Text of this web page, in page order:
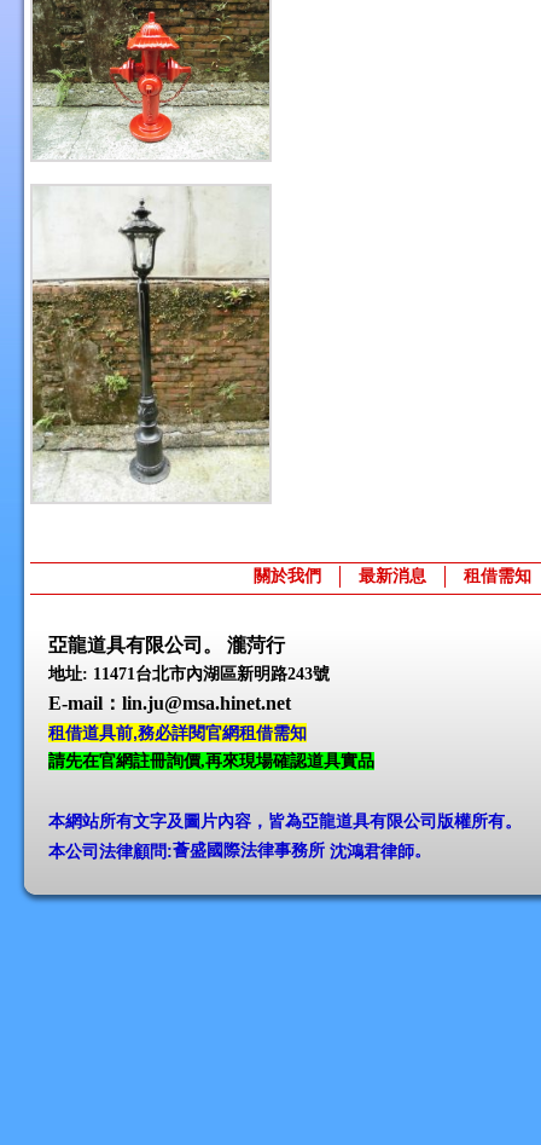
關於我們 最新消息 租借需知
亞龍道具有限公司。 瀧菏行
地址: 11471台北市內湖區新明路243號
E-mail ：lin.ju@msa.hinet.net
租借道具前,務必詳閱官網租借需知
請先在官網註冊詢價,再來現場確認道具實品
本網站所有文字及圖片內容，皆為亞龍道具有限公司版權所有。
本公司法律顧問:薈盛國際法律事務所 沈鴻君律師。